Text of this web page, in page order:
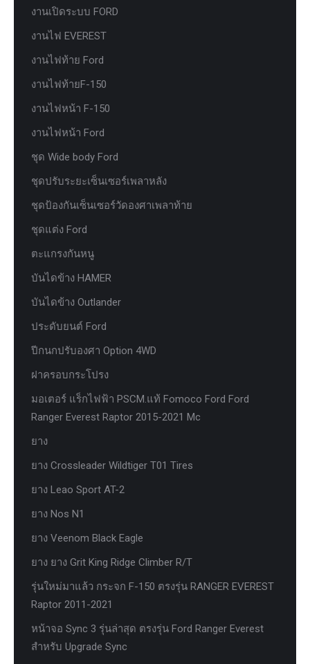
งานเปิดระบบ FORD
งานไฟ EVEREST
งานไฟท้าย Ford
งานไฟท้ายF-150
งานไฟหน้า F-150
งานไฟหน้า Ford
ชุด Wide body Ford
ชุดปรับระยะเซ็นเซอร์เพลาหลัง
ชุดป้องกันเซ็นเซอร์วัดองศาเพลาท้าย
ชุดแต่ง Ford
ตะแกรงกันหนู
บันไดข้าง HAMER
บันไดข้าง Outlander
ประดับยนต์ Ford
ปีกนกปรับองศา Option 4WD
ฝาครอบกระโปรง
มอเตอร์ แร็กไฟฟ้า PSCM.แท้ Fomoco Ford Ford
Ranger Everest Raptor 2015-2021 Mc
ยาง
ยาง Crossleader Wildtiger T01 Tires
ยาง Leao Sport AT-2
ยาง Nos N1
ยาง Veenom Black Eagle
ยาง ยาง Grit King Ridge Climber R/T
รุ่นใหม่มาแล้ว กระจก F-150 ตรงรุ่น RANGER EVEREST
Raptor 2011-2021
หน้าจอ Sync 3 รุ่นล่าสุด ตรงรุ่น Ford Ranger Everest
สำหรับ Upgrade Sync